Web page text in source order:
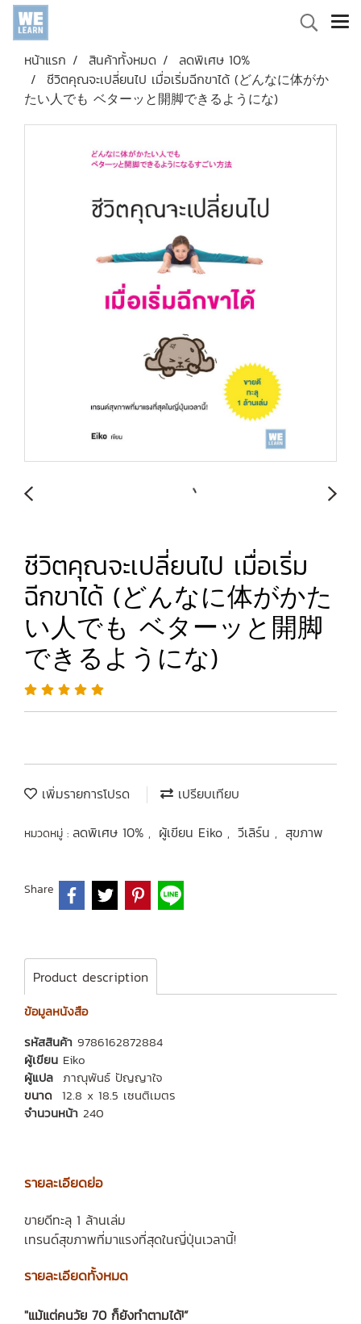
หน้าแรก สินค้าทั้งหมด
ลดพิเศษ 10%
ชีวิตคุณจะเปลี่ยนไป เมื่อเริ่มฉีกขาได้ (どんなに体がか
たい人でも ベターッと開脚できるようにな)
ชีวิตคุณจะเปลี่ยนไป เมื่อเริ่ม
ฉีกขาได้ (どんなに体がかた
い人でも ベターッと開脚
できるようにな)
เพิ่มรายการโปรด เปรียบเทียบ
หมวดหมู่ : ลดพิเศษ 10% , ผู้เขียน Eiko , วีเลิร์น , สุขภาพ
Share
Product description
ข้อมูลหนังสือ
รหัสสินค้า 9786162872884
ผู้เขียน Eiko
ผู้แปล ภาณุพันธ์ ปัญญาใจ
ขนาด 12.8 x 18.5 เซนติเมตร
จำนวนหน้า 240
รายละเอียดย่อ
ขายดีทะลุ 1 ล้านเล่ม
เทรนด์สุขภาพที่มาแรงที่สุดในญี่ปุ่นเวลานี้!
รายละเอียดทั้งหมด
"แม้แต่คนวัย 70 ก็ยังทำตามได้!”